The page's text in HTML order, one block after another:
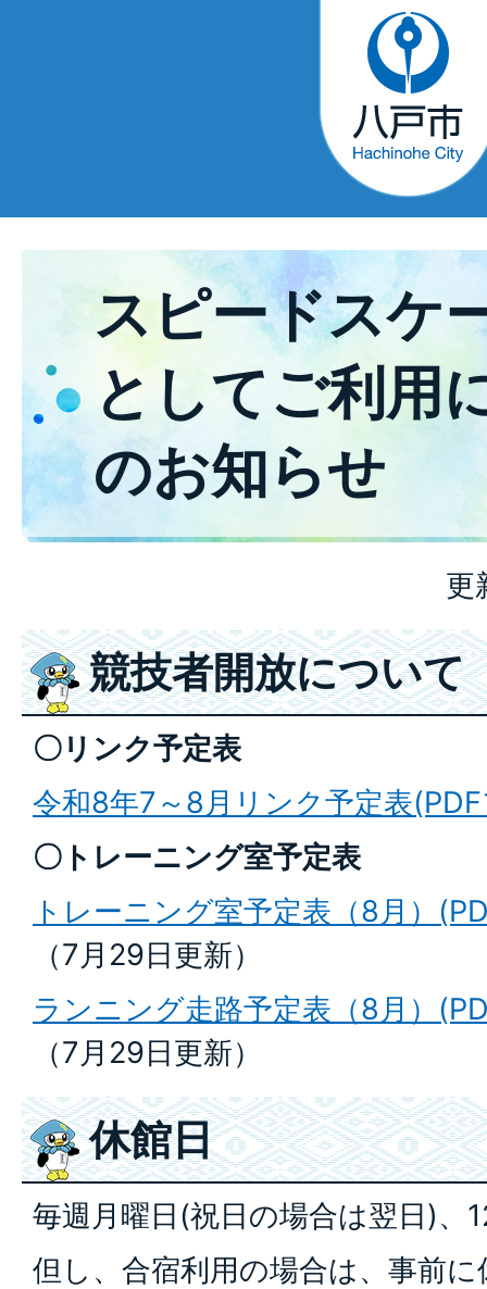
スピードスケ
としてご利用
のお知らせ
更
競技者開放について
〇リンク予定表
令和8年7～8月リンク予定表
〇トレーニング室予定表
トレーニング室予定表（8月）
（7月29日更新）
ランニング走路予定表（8月）
（7月29日更新）
休館日
毎週月曜日(祝日の場合は翌日)、
但し、合宿利用の場合は、事前